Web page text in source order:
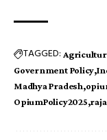
TAGGED:
Government Policy
Madhya Pradesh
OpiumPolicy2025